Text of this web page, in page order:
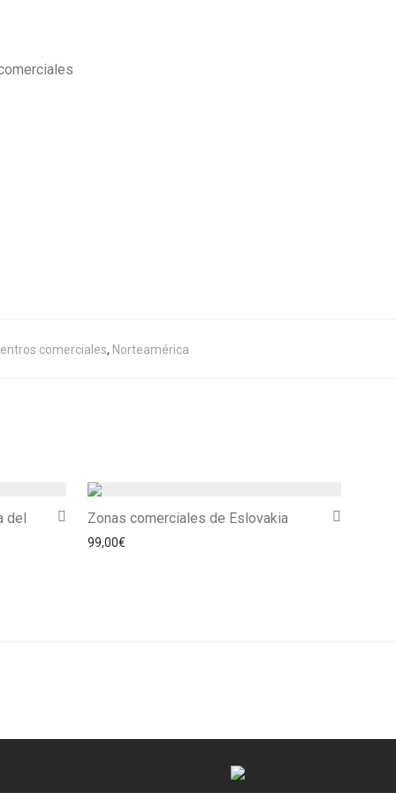
comerciales, Norteamérica
del
Zonas comerciales de Eslovakia
99,00€